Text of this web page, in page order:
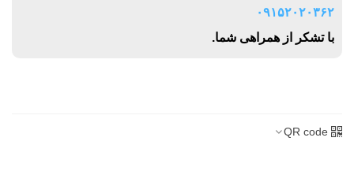
۰۹۱۵۲۰۲۰۳۶۲
با تشکر از همراهی شما.
QR code